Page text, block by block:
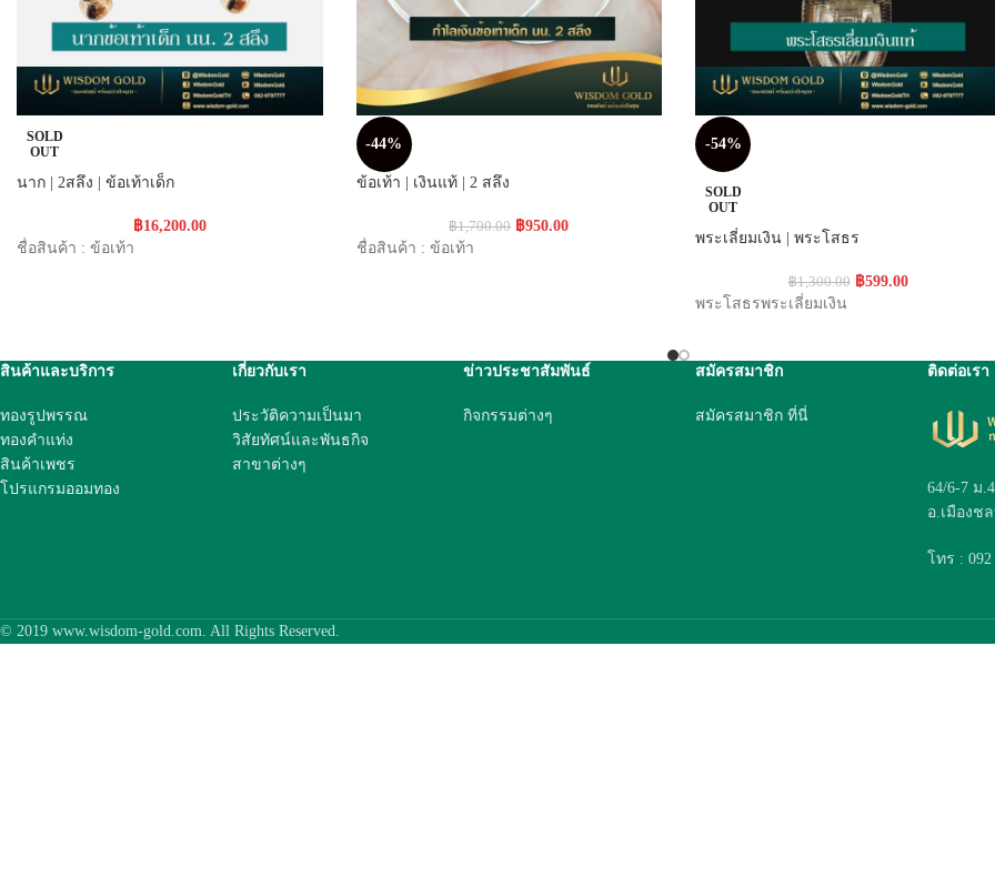
SOLD
OUT
นาก | 2สลึง | ข้อเท้าเด็ก
฿16,200.00
ชื่อสินค้า : ข้อเท้า
-44%
ข้อเท้า | เงินแท้ | 2 สลึง
฿1,700.00 ฿950.00
ชื่อสินค้า : ข้อเท้า
-54%
SOLD
OUT
พระเลี่ยมเงิน | พระโสธร
฿1,300.00 ฿599.00
พระโสธรพระเลี่ยมเงิน
สินค้าและบริการ
ทองรูปพรรณ
ทองคำแท่ง
สินค้าเพชร
โปรแกรมออมทอง
เกี่ยวกับเรา
ประวัติความเป็นมา
วิสัยทัศน์และพันธกิจ
สาขาต่างๆ
ข่าวประชาสัมพันธ์
กิจกรรมต่างๆ
สมัครสมาชิก
สมัครสมาชิก ที่นี่
ติดต่อเรา
64/6-7 ม
อ.เมืองช
โทร : 092
© 2019 www.wisdom-gold.com. All Rights Reserved.